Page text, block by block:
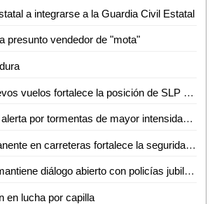
a integrarse a la Guardia Civil Estatal
presunto vendedor de "mota"
Llegada de 5 nuevos vuelos fortalece la posición de SLP como destino turístico y de negocios
Gobierno estatal alerta por tormentas de mayor intensidad durante la noche
Presencia permanente en carreteras fortalece la seguridad de las familias potosinas
Oficialía mayor mantiene diálogo abierto con policías jubilados y pensionados
en lucha por capilla